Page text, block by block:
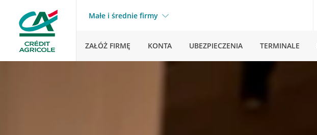
Małe i średnie firmy
ZAŁÓŻ FIRMĘ KONTA UBEZPIECZENIA TERMINALE